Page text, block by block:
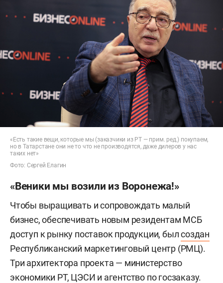
«Есть такие вещи, которые мы (заказчики из РТ — прим. ред.) покупаем,
но в Татарстане они не то что не производятся, даже дилеров у нас
таких нет»
Фото: Сергей Елагин
«Веники мы возили из Воронежа!»
Чтобы выращивать и сопровождать малый
бизнес, обеспечивать новым резидентам МСБ
доступ к рынку поставок продукции, былсоздан
Республиканский маркетинговый центр (РМЦ).
Три архитектора проекта — министерство
экономики РТ, ЦЭСИ и агентство по госзаказу.